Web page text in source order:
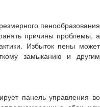
пенообразования
причины проблемы, а
Избыток пены может
замыканию и другим
панель управления во